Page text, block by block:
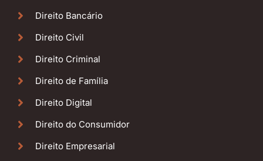
Direito Bancário
Direito Civil
Direito Criminal
Direito de Família
Direito Digital
Direito do Consumidor
Direito Empresarial